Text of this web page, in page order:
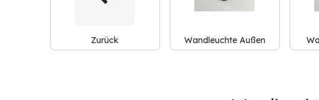
Zurück Wandleuchte Außen